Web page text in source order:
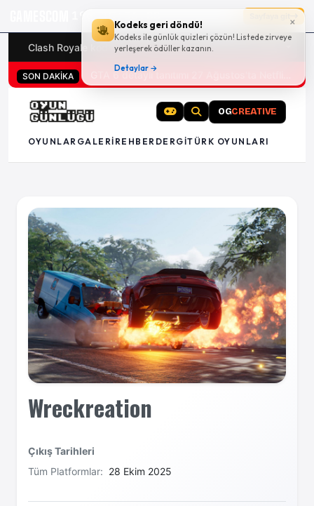
×
Kodeks geri döndü!
Kodeks ile günlük quizleri çözün! Listede zirveye
yerleşerek ödüller kazanın.
Detaylar →
19g 10:35:59
Clash Royale kodları Türk oyunları (PC ve konsollar) -
SON DAKİKA
OGCREATIVE
OYUNLAR GALERI REHBER DERGITÜRK OYUNLARI
Wreckreation
Çıkış Tarihleri
Tüm Platformlar: 28 Ekim 2025